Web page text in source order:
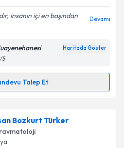
işlenmesine ilişkin
ve kişisel verilerimin belirtilen
kabul ediyorum.
insanın içi en başından
Devamı
Haritada Göster
5
Talep Et
Talebi
için randevu takvimi talebi
randevu almanız için bir
e-posta ile bilgilendireceğiz.
Bozkurt Türker